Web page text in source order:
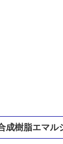
成樹脂エマル